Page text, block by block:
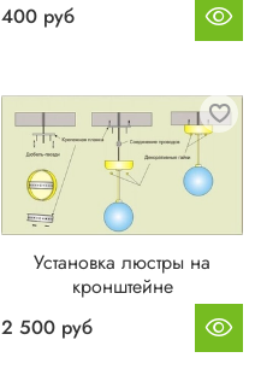
400 руб
Установка люстры на
кронштейне
2 500 руб